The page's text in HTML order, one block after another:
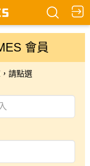
會員
請點選